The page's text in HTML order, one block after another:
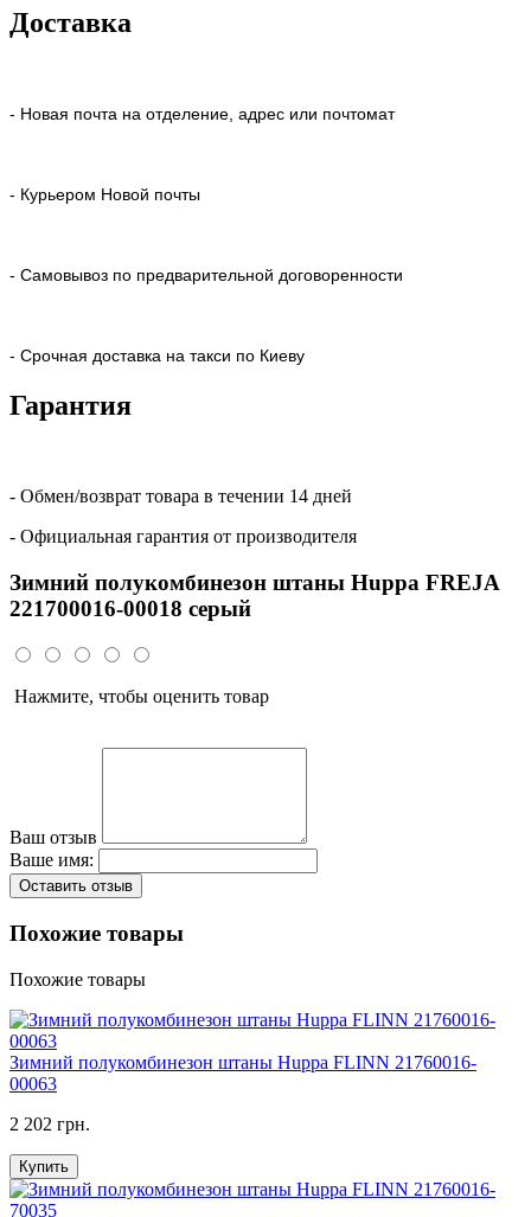
Доставка
- Новая почта на отделение, адрес или почтомат
- Курьером Новой почты
- Самовывоз по предварительной договоренности
- Срочная доставка на такси по Киеву
Гарантия
- Обмен/возврат товара в течении 14 дней
- Официальная гарантия от производителя
Зимний полукомбинезон штаны Huppa FREJA
221700016-00018 серый
Нажмите, чтобы оценить товар
Ваш отзыв
Ваше имя:
Оставить отзыв
Похожие товары
Похожие товары
Зимний полукомбинезон штаны Huppa FLINN 21760016-
00063
2 202 грн.
Купить